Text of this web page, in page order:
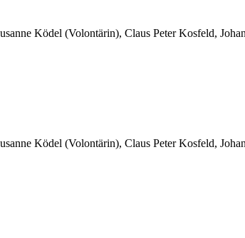
Ködel (Volontärin), Claus Peter Kosfeld,
Ködel (Volontärin), Claus Peter Kosfeld,